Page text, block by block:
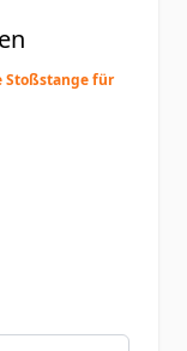
Stoßstange für